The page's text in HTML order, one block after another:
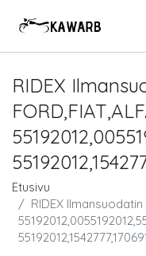
RIDEX
Etusivu
RIDEX